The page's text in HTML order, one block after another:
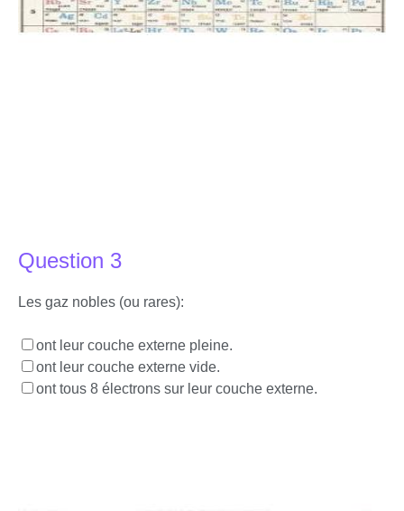
Question 3
Les gaz nobles (ou rares):
ont leur couche externe pleine.
ont leur couche externe vide.
ont tous 8 électrons sur leur couche externe.